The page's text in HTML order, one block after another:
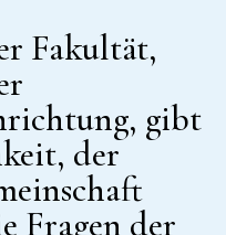
Fakultät,
gibt
der
Fragen der